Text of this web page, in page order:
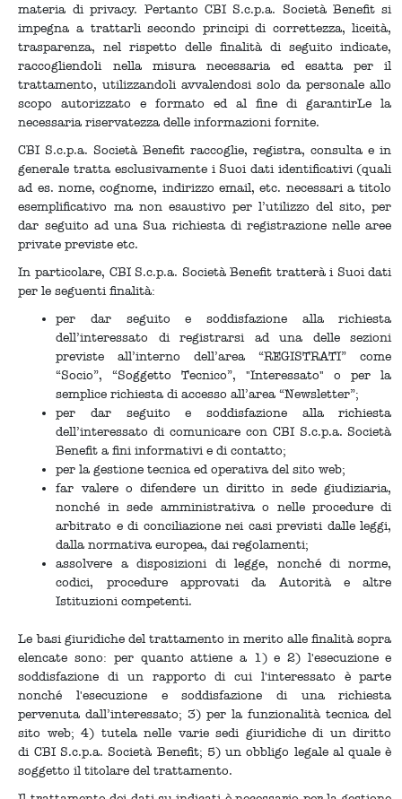
materia di privacy. Pertanto CBI S.c.p.a. Società Benefit si
impegna a trattarli secondo principi di correttezza, liceità,
trasparenza, nel rispetto delle finalità di seguito indicate,
raccogliendoli nella misura necessaria ed esatta per il
trattamento, utilizzandoli avvalendosi solo da personale allo
scopo autorizzato e formato ed al fine di garantirLe la
necessaria riservatezza delle informazioni fornite.
CBI S.c.p.a. Società Benefit raccoglie, registra, consulta e in
generale tratta esclusivamente i Suoi dati identificativi (quali
ad es. nome, cognome, indirizzo email, etc. necessari a titolo
esemplificativo ma non esaustivo per l’utilizzo del sito, per
dar seguito ad una Sua richiesta di registrazione nelle aree
private previste etc.
In particolare, CBI S.c.p.a. Società Benefit tratterà i Suoi dati
per le seguenti finalità:
per dar seguito e soddisfazione alla richiesta
dell’interessato di registrarsi ad una delle sezioni
previste all’interno dell’area “REGISTRATI” come
“Socio”, “Soggetto Tecnico”, "Interessato" o per la
semplice richiesta di accesso all’area “Newsletter”;
per dar seguito e soddisfazione alla richiesta
dell’interessato di comunicare con CBI S.c.p.a. Società
Benefit a fini informativi e di contatto;
per la gestione tecnica ed operativa del sito web;
far valere o difendere un diritto in sede giudiziaria,
nonché in sede amministrativa o nelle procedure di
arbitrato e di conciliazione nei casi previsti dalle leggi,
dalla normativa europea, dai regolamenti;
assolvere a disposizioni di legge, nonché di norme,
codici, procedure approvati da Autorità e altre
Istituzioni competenti.
Le basi giuridiche del trattamento in merito alle finalità sopra
elencate sono: per quanto attiene a 1) e 2) l'esecuzione e
soddisfazione di un rapporto di cui l'interessato è parte
nonché l'esecuzione e soddisfazione di una richiesta
pervenuta dall’interessato; 3) per la funzionalità tecnica del
sito web; 4) tutela nelle varie sedi giuridiche di un diritto
di CBI S.c.p.a. Società Benefit; 5) un obbligo legale al quale è
soggetto il titolare del trattamento.